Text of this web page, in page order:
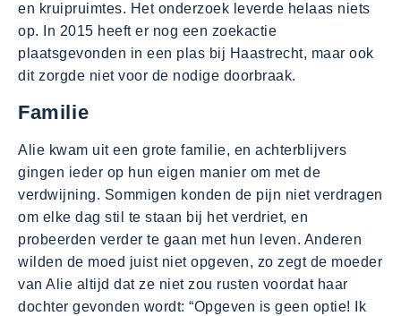
en kruipruimtes. Het onderzoek leverde helaas niets
op. In 2015 heeft er nog een zoekactie
plaatsgevonden in een plas bij Haastrecht, maar ook
dit zorgde niet voor de nodige doorbraak.
Familie
Alie kwam uit een grote familie, en achterblijvers
gingen ieder op hun eigen manier om met de
verdwijning. Sommigen konden de pijn niet verdragen
om elke dag stil te staan bij het verdriet, en
probeerden verder te gaan met hun leven. Anderen
wilden de moed juist niet opgeven, zo zegt de moeder
van Alie altijd dat ze niet zou rusten voordat haar
dochter gevonden wordt: “Opgeven is geen optie! Ik